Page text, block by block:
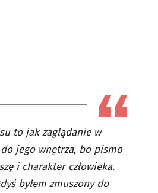
to jak zaglądanie w
jego wnętrza, bo pismo
i charakter człowieka.
byłem zmuszony do